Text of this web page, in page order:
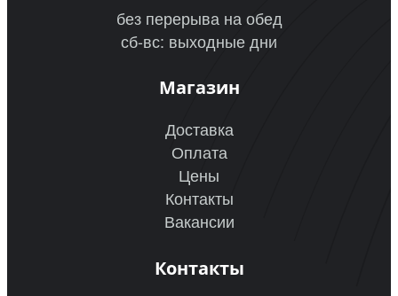
без перерыва на обед
сб-вс: выходные дни
Магазин
Доставка
Оплата
Цены
Контакты
Вакансии
Контакты